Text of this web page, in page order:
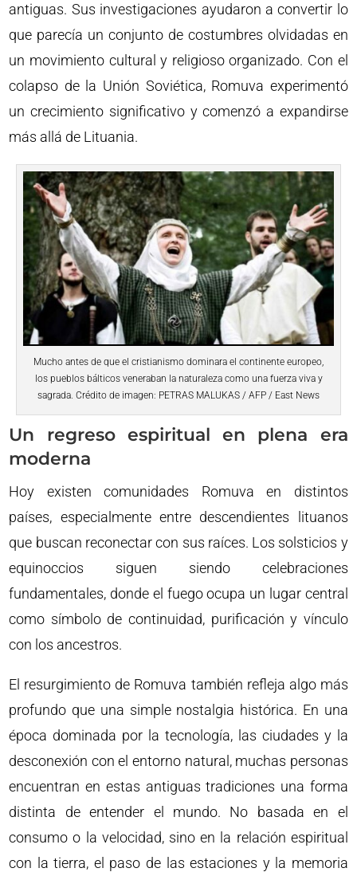
antiguas. Sus investigaciones ayudaron a convertir lo
que parecía un conjunto de costumbres olvidadas en
un movimiento cultural y religioso organizado. Con el
colapso de la Unión Soviética, Romuva experimentó
un crecimiento significativo y comenzó a expandirse
más allá de Lituania.
Mucho antes de que el cristianismo dominara el continente europeo,
los pueblos bálticos veneraban la naturaleza como una fuerza viva y
sagrada. Crédito de imagen: PETRAS MALUKAS / AFP / East News
Un regreso espiritual en plena era
moderna
Hoy existen comunidades Romuva en distintos
países, especialmente entre descendientes lituanos
que buscan reconectar con sus raíces. Los solsticios y
equinoccios siguen siendo celebraciones
fundamentales, donde el fuego ocupa un lugar central
como símbolo de continuidad, purificación y vínculo
con los ancestros.
El resurgimiento de Romuva también refleja algo más
profundo que una simple nostalgia histórica. En una
época dominada por la tecnología, las ciudades y la
desconexión con el entorno natural, muchas personas
encuentran en estas antiguas tradiciones una forma
distinta de entender el mundo. No basada en el
consumo o la velocidad, sino en la relación espiritual
con la tierra, el paso de las estaciones y la memoria